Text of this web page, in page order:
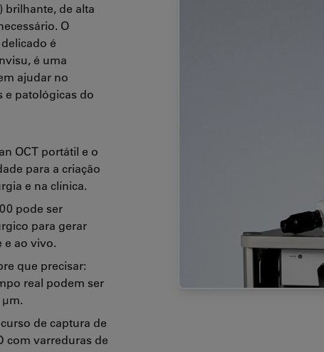
brilhante, de alta
O
é
é uma
ajudar no
e patológicas do
OCT portátil e o
para a criação
e na clínica.
pode ser
para gerar
e ao vivo.
que precisar:
real podem ser
de captura de
com varreduras de